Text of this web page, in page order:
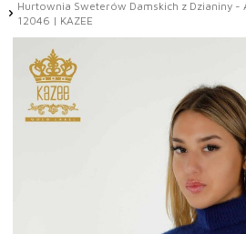
Hurtownia Sweterów Damskich z Dzianiny
12046 | KAZEE